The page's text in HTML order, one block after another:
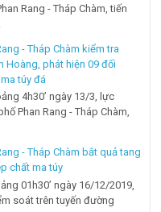
Rang - Tháp Chàm, tiến
- Tháp Chàm kiểm tra
Hoàng, phát hiện 09 đối
túy đá
4h30’ ngày 13/3, lực
Phan Rang - Tháp Chàm,
- Tháp Chàm bắt quả tang
chất ma túy
01h30’ ngày 16/12/2019,
soát trên tuyến đường